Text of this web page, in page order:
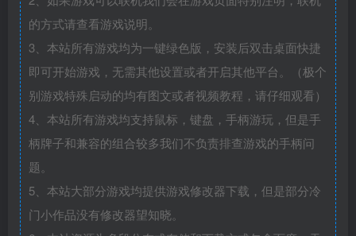
的方式请查看游戏说明。
3、本站所有游戏均为一键绿色版，安装后双击桌面快捷
即可开始游戏，无需其他设置或者开启其他平台。（极个
别游戏特殊启动的均有图文或者视频教程，请仔细观看）
4、本站所有游戏均支持鼠标，键盘，手柄游玩，但是手
柄牌子和兼容的组合较多我们不负责排查游戏的手柄问
题。
5、本站大部分游戏均提供游戏修改器下载，但是部分冷
门小作品没有修改器望知晓。